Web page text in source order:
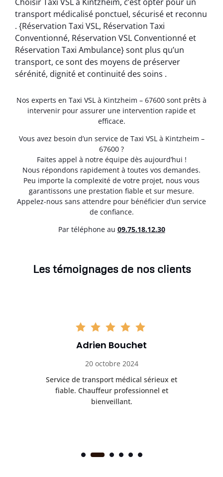
transport médicalisé ponctuel, sécurisé et reconnu
. {Réservation Taxi VSL, Réservation Taxi
Conventionné, Réservation VSL Conventionné et
Réservation Taxi Ambulance} sont plus qu’un
transport, ce sont des moyens de préserver
sérénité, dignité et continuité des soins .
Nos experts en Taxi VSL à Kintzheim – 67600 sont prêts à
intervenir pour assurer une intervention rapide et
efficace.
Vous avez besoin d’un service de Taxi VSL à Kintzheim –
67600 ?
Faites appel à notre équipe dès aujourd’hui !
Nous répondons rapidement à toutes vos demandes.
Peu importe la complexité de votre projet, nous vous
garantissons une prestation fiable et sur mesure.
Appelez-nous sans attendre pour bénéficier d’un service
de confiance.
Par téléphone au 09.75.18.12.30
Les témoignages de nos clients
Adrien Bouchet
20 octobre 2024
Service de transport médical sérieux et
fiable. Chauffeur professionnel et
bienveillant.